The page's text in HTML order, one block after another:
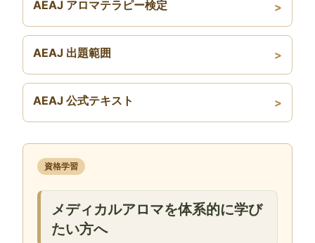
AEAJ アロマテラピー検定
AEAJ 出題範囲
AEAJ 公式テキスト
資格学習
メディカルアロマを体系的に学び
たい方へ